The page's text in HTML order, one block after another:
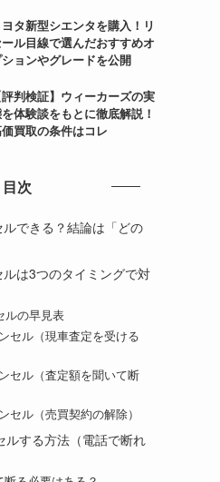
ヨタ新型シエンタを購入！リ
ル目線で選んだおすすめオ
ョンやグレードを公開
評判検証】ウィーカーズの実
体験談をもとに徹底解説！
買取の条件はコレ
目次
できる？結論は「どの
は3つのタイミングで対
ルの早見表
セル（現車査定を受ける
セル（査定額を聞いて断
ル（売買契約の解除）
ルする方法（電話で断れ